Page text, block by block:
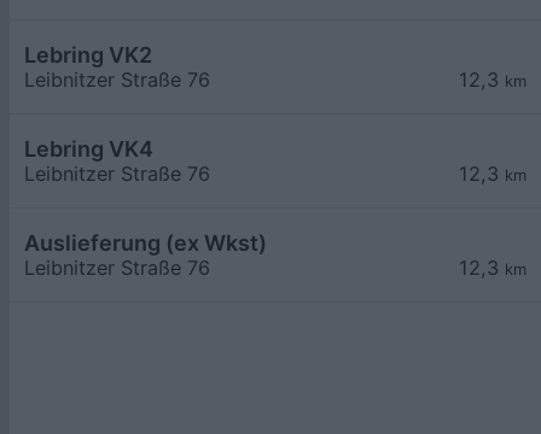
12,3 km
Lebring VK2
Leibnitzer Straße 76
12,3 km
Lebring VK4
Leibnitzer Straße 76
12,3 km
Auslieferung (ex Wkst)
Leibnitzer Straße 76